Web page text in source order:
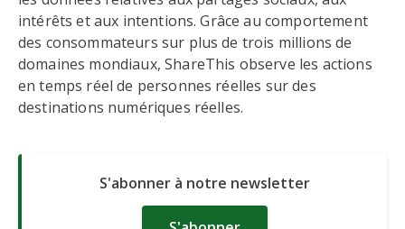
intérêts et aux intentions. Grâce au comportement
des consommateurs sur plus de trois millions de
domaines mondiaux, ShareThis observe les actions
en temps réel de personnes réelles sur des
destinations numériques réelles.
S'abonner à notre newsletter